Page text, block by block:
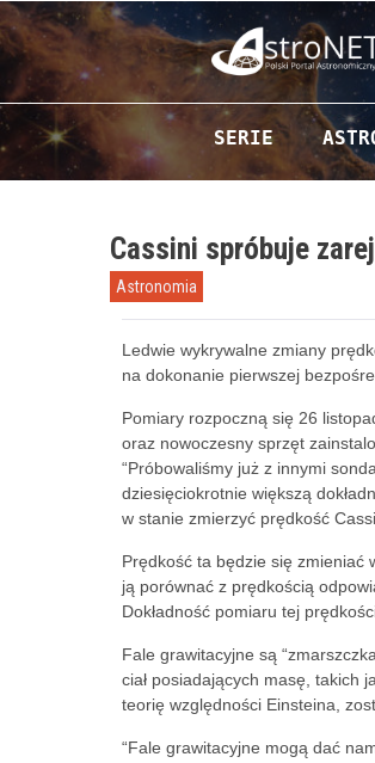
Przejdź do
SERIE
Cassini spróbuje
Astronomia
Ledwie wykrywalne zmiany
na dokonanie pierwszej
Pomiary rozpoczną się 26
oraz nowoczesny sprzęt
“Próbowaliśmy już z innymi
dziesięciokrotnie większą
w stanie zmierzyć prędkość
Prędkość ta będzie się zmieniać
ją porównać z prędkością
Dokładność pomiaru tej
Fale grawitacyjne są
ciał posiadających masę, takich
teorię względności Einsteina,
“Fale grawitacyjne mogą dać